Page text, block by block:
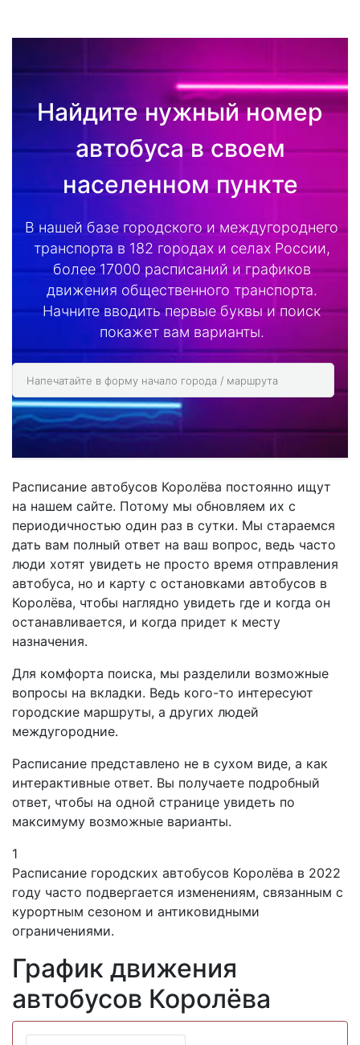
Найдите нужный номер
автобуса в своем
населенном пункте
В нашей базе городского и междугороднего
транспорта в 182 городах и селах России,
более 17000 расписаний и графиков
движения общественного транспорта.
Начните вводить первые буквы и поиск
покажет вам варианты.
Расписание автобусов Королёва постоянно ищут
на нашем сайте. Потому мы обновляем их с
периодичностью один раз в сутки. Мы стараемся
дать вам полный ответ на ваш вопрос, ведь часто
люди хотят увидеть не просто время отправления
автобуса, но и карту с остановками автобусов в
Королёва, чтобы наглядно увидеть где и когда он
останавливается, и когда придет к месту
назначения.
Для комфорта поиска, мы разделили возможные
вопросы на вкладки. Ведь кого-то интересуют
городские маршруты, а других людей
междугородние.
Расписание представлено не в сухом виде, а как
интерактивные ответ. Вы получаете подробный
ответ, чтобы на одной странице увидеть по
максимуму возможные варианты.
1
Расписание городских автобусов Королёва в 2022
году часто подвергается изменениям, связанным с
курортным сезоном и антиковидными
ограничениями.
График движения
автобусов Королёва